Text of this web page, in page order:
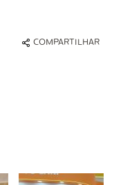
COMPARTILHAR